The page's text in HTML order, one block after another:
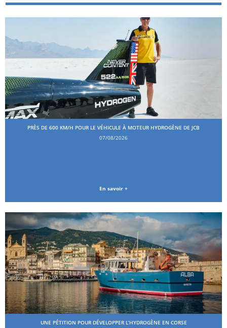
PRÈS DE 600 KM/H POUR LE VÉHICULE À MOTEUR HYDROGÈNE DE JCB
07/08/2026
En savoir +
UNE PÉTITION POUR DÉVELOPPER L’HYDROGÈNE EN CORSE